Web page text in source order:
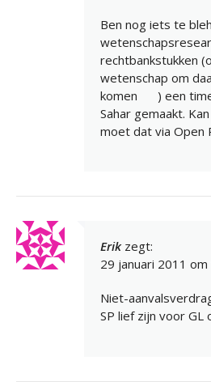
Ben nog iets te
rechtbankstukken
wetenschap om
komen
) een
Sahar gemaakt.
moet dat via Open
Erik zegt:
29 januari 2011 om
Niet-
SP lief zijn voor GL